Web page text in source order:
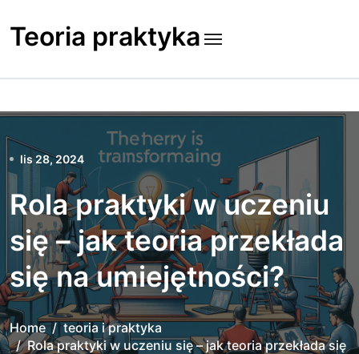
to
content
Teoria praktyka
lis 28, 2024
Rola praktyki w uczeniu
się – jak teoria przekłada
się na umiejętności?
Home
teoria i praktyka
Rola praktyki w uczeniu się – jak teoria przekłada się